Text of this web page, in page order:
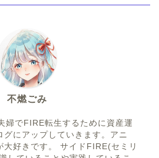
不燃ごみ
婦でFIRE転生するために資産運
グにアップしていきます。アニ
大好きです。 サイドFIRE(セミリ